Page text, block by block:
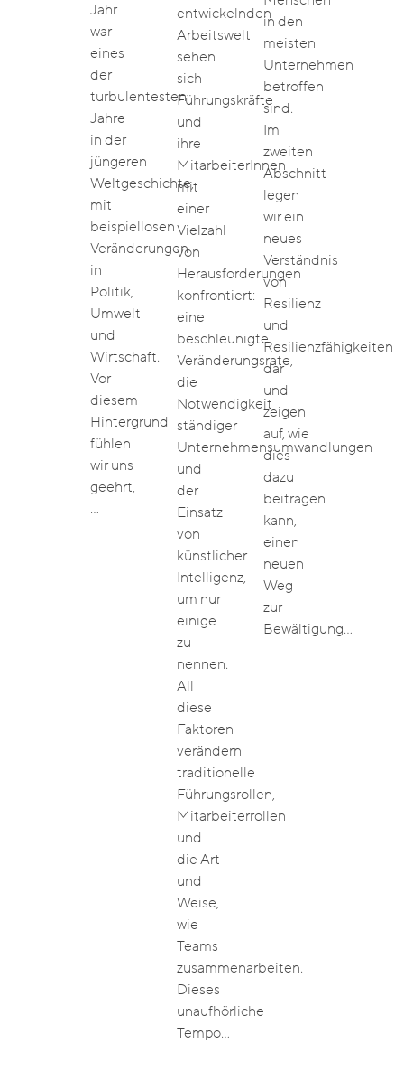
Jahr
war
eines
der
turbulentesten
Jahre
in der
jüngeren
Weltgeschichte,
mit
beispiellosen
Veränderungen
in
Politik,
Umwelt
und
Wirtschaft.
Vor
diesem
Hintergrund
fühlen
wir uns
geehrt,
…
entwickelnden
Arbeitswelt
sehen
sich
Führungskräfte
und
ihre
MitarbeiterInnen
mit
einer
Vielzahl
von
Herausforderungen
konfrontiert:
eine
beschleunigte
Veränderungsrate,
die
Notwendigkeit
ständiger
Unternehmensumwandlungen
und
der
Einsatz
von
künstlicher
Intelligenz,
um nur
einige
zu
nennen.
All
diese
Faktoren
verändern
traditionelle
Führungsrollen,
Mitarbeiterrollen
und
die Art
und
Weise,
wie
Teams
zusammenarbeiten.
Dieses
unaufhörliche
Tempo…
in den
meisten
Unternehmen
betroffen
sind.
Im
zweiten
Abschnitt
legen
wir ein
neues
Verständnis
von
Resilienz
und
Resilienzfähigkeiten
dar
und
zeigen
auf, wie
dies
dazu
beitragen
kann,
einen
neuen
Weg
zur
Bewältigung…